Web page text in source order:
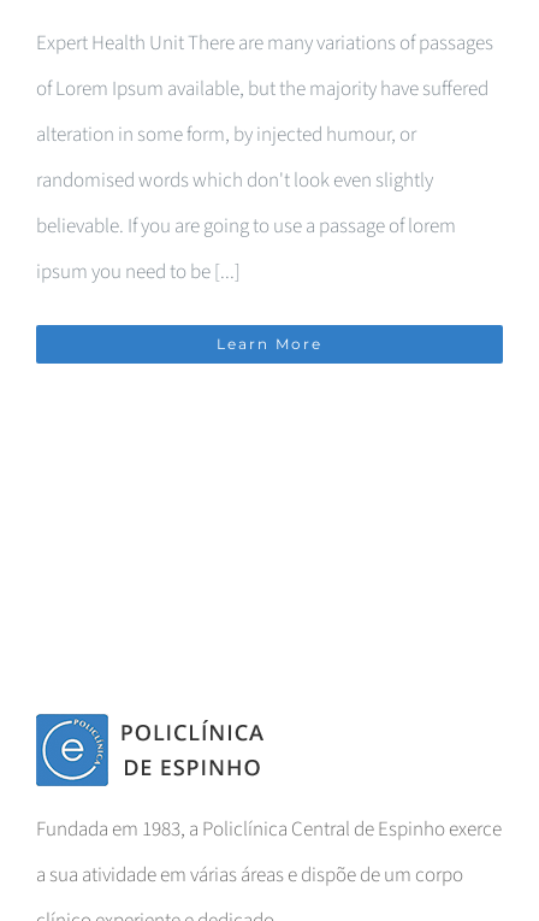
Expert Health Unit There are many variations of passages
of Lorem Ipsum available, but the majority have suffered
alteration in some form, by injected humour, or
randomised words which don't look even slightly
believable. If you are going to use a passage of lorem
ipsum you need to be [...]
Learn More
Fundada em 1983, a Policlínica Central de Espinho exerce
a sua atividade em várias áreas e dispõe de um corpo